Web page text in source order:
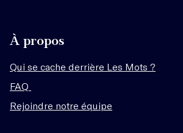
À propos
Qui se cache derrière Les Mots ?
FAQ
Rejoindre notre équipe